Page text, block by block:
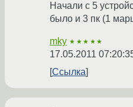
Начали с 5
было и 3 пк (1
mky ★★★★★
17.05.2011
Ссылка